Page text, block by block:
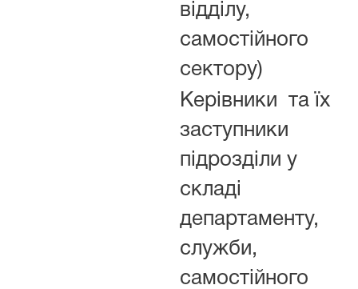
відділу,
самостійного
сектору)
Керівники та їх
заступники
підрозділи у
складі
департаменту,
служби,
самостійного